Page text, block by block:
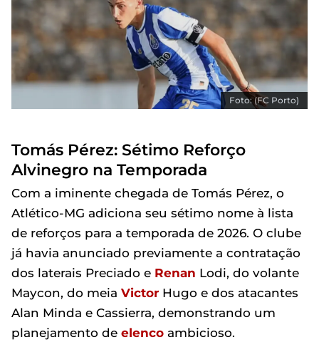
Foto: (FC Porto)
Tomás Pérez: Sétimo Reforço
Alvinegro na Temporada
Com a iminente chegada de Tomás Pérez, o
Atlético-MG adiciona seu sétimo nome à lista
de reforços para a temporada de 2026. O clube
já havia anunciado previamente a contratação
dos laterais Preciado e Renan Lodi, do volante
Maycon, do meia Victor Hugo e dos atacantes
Alan Minda e Cassierra, demonstrando um
planejamento de elenco ambicioso.